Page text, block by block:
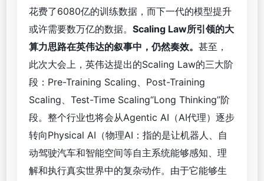
花费了6080亿的训练数据，而下一代的模型提升
或许需要数万亿的数据。 Scaling Law所引领的大
算力思路在英伟达的叙事中，仍然奏效。 甚至，
此次大会上，英伟达提出的Scaling Law的三大阶
段：Pre-Training Scaling、Post-Training
Scaling、Test-Time Scaling“Long Thinking”阶
段。整个行业也将会从Agentic AI（AI代理）逐步
转向Physical AI（物理AI：指的是让机器人、自
动驾驶汽车和智能空间等自主系统能够感知、理
解和执行真实世界中的复杂动作。由于它能够生